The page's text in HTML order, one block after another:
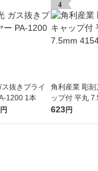
ス抜きプライ
1200 1本
円
4
角利産業 彫刻
ップ付 平丸
541 1個
623円